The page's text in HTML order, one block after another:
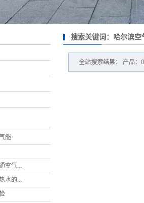
能
空气...
水的...
搜索关键词：哈尔滨空
全站搜索结果： 产品：